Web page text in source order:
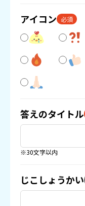
アイコン 必須
答えのタイトル
※30文字以内
じこしょうかい